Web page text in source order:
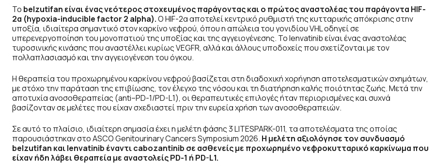
Το belzutifan είναι ένας νεότερος στοχευμένος παράγοντας και ο πρώτος αναστολέας του παράγοντα HIF-
2α (hypoxia-induciblefactor 2 alpha).Ο HIF-2α αποτελεί κεντρικό ρυθμιστή της κυτταρικής απόκρισης στην
υποξία, ιδιαίτερα σημαντικό στον καρκίνο νεφρού, όπου η απώλεια του γονιδίου VHL οδηγεί σε
υπερενεργοποίηση του μονοπατιού της υποξίας και της αγγειογένεσης. Το lenvatinib είναι ένας αναστολέας
τυροσινικής κινάσης που αναστέλλει κυρίως VEGFR, αλλά και άλλους υποδοχείς που σχετίζονται με τον
πολλαπλασιασμό και την αγγειογένεση του όγκου.
Η θεραπεία του προχωρημένου καρκίνου νεφρού βασίζεται στη διαδοχική χορήγηση αποτελεσματικών σχημάτων,
με στόχο την παράταση της επιβίωσης, τον έλεγχο της νόσου και τη διατήρηση καλής ποιότητας ζωής. Μετά την
αποτυχία ανοσοθεραπείας (anti–PD-1/PD-L1), οι θεραπευτικές επιλογές ήταν περιορισμένες και συχνά
βασίζονταν σε μελέτες που είχαν σχεδιαστεί πριν την ευρεία χρήση των ανοσοθεραπειών.
Σε αυτό το πλαίσιο, ιδιαίτερη σημασία έχει η μελέτη φάσης 3 LITESPARK-011, τα αποτελέσματα της οποίας
παρουσιάστηκαν στο ASCO Genitourinary Cancers Symposium 2026. Η μελέτη αξιολόγησε τον συνδυασμό
belzutifan και lenvatinib έναντι cabozantinib σε ασθενείς με προχωρημένο νεφροκυτταρικό καρκίνωμα που
είχαν ήδη λάβει θεραπεία με αναστολείς PD-1 ή PD-L1.